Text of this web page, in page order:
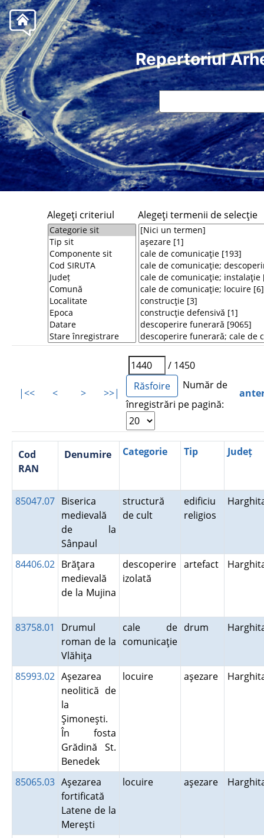
Repertoriul
Alegeţi criteriul Alegeţi termenii de selecţie
|<< < > >>|
/ 1450
Număr de
înregistrări pe pagină:
Cod
RAN
Denumire Categorie Tip Județ
85047.07 Biserica
medievală
de la
Sânpaul
structură
de cult
edificiu
religios
84406.02 Brăţara
medievală
de la Mujina
descoperire
izolată
artefact
83758.01
Drumul
roman de la
Vlăhiţa
cale de
comunicaţie
drum
85993.02 Aşezarea
neolitică de
la
Şimoneşti.
În fosta
Grădină St.
Benedek
locuire aşezare
85065.03 Aşezarea
fortificată
Latene de la
Mereşti
locuire aşezare